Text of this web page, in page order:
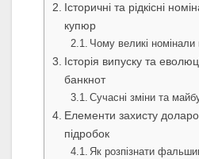
Історичні та рідкісні
купюр
Чому великі номінали
Історія випуску та
банкнот
Сучасні зміни та
Елементи захисту
підробок
Як розпізнати